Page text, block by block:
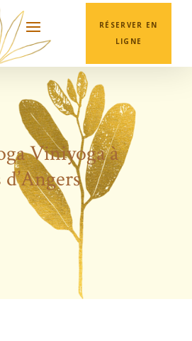
RÉSERVER EN
LIGNE
Viniyoga à